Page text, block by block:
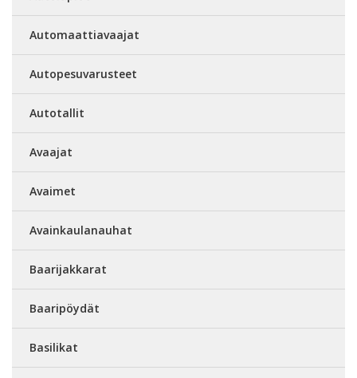
Automaattiavaajat
Autopesuvarusteet
Autotallit
Avaajat
Avaimet
Avainkaulanauhat
Baarijakkarat
Baaripöydät
Basilikat